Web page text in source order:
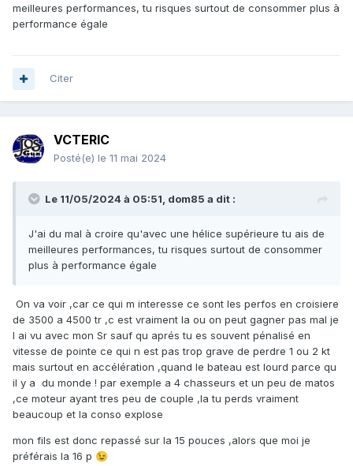
meilleures performances, tu risques surtout de consommer plus à
performance égale
Citer
VCTERIC
Posté(e) le 11 mai 2024
Le 11/05/2024 à 05:51, dom85 a dit :
J'ai du mal à croire qu'avec une hélice supérieure tu ais de
meilleures performances, tu risques surtout de consommer
plus à performance égale
On va voir ,car ce qui m interesse ce sont les perfos en croisiere
de 3500 a 4500 tr ,c est vraiment la ou on peut gagner pas mal je
l ai vu avec mon Sr sauf qu aprés tu es souvent pénalisé en
vitesse de pointe ce qui n est pas trop grave de perdre 1 ou 2 kt
mais surtout en accélération ,quand le bateau est lourd parce qu
il y a du monde ! par exemple a 4 chasseurs et un peu de matos
,ce moteur ayant tres peu de couple ,la tu perds vraiment
beaucoup et la conso explose
mon fils est donc repassé sur la 15 pouces ,alors que moi je
préférais la 16 p 😉